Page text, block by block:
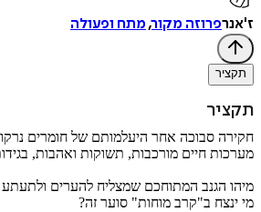
ז'אנרפרוזה מקור, מתח ופעולה
תקציר
תקציר
חקירה סבוכה אחר היעלמותם של חומרים
מערכות חיים מורכבות, תשוקות ואהבות,
מיהו הגנב המתוחכם שמצליח להערים ולתעתע
מי ינצח ב"קרב מוחות" סוער זה?